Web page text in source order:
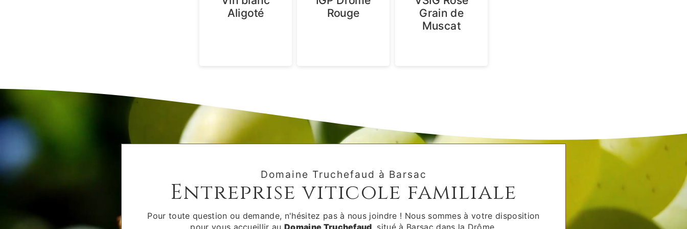
Aligoté Rouge
Grain de
Muscat
Domaine Truchefaud à Barsac
Entreprise viticole familiale
Pour toute question ou demande, n'hésitez pas à nous joindre ! Nous sommes à votre disposition